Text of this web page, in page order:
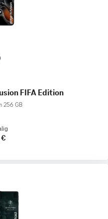
FIFA Edition
256 GB